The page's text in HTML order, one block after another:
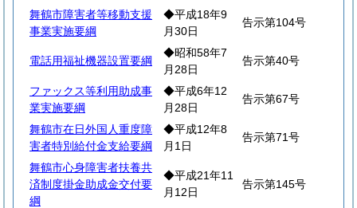
舞鶴市障害者等移動支援
事業実施要綱
◆平成18年9
月30日
告示第104号
電話用福祉機器設置要綱
◆昭和58年7
月28日
告示第40号
ファックス等利用助成事
業実施要綱
◆平成6年12
月28日
告示第67号
舞鶴市在日外国人重度障
害者特別給付金支給要綱
◆平成12年8
月1日
告示第71号
舞鶴市心身障害者扶養共
済制度掛金助成金交付要
綱
◆平成21年11
月12日
告示第145号